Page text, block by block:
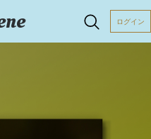
ログイン